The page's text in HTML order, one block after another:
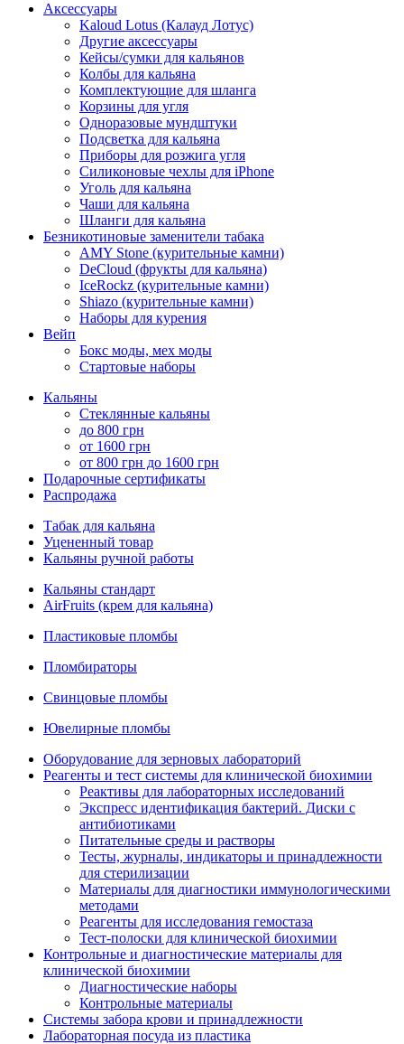
Аксессуары
Kaloud Lotus (Калауд Лотус)
Другие аксессуары
Кейсы/сумки для кальянов
Колбы для кальяна
Комплектующие для шланга
Корзины для угля
Одноразовые мундштуки
Подсветка для кальяна
Приборы для розжига угля
Силиконовые чехлы для iPhone
Уголь для кальяна
Чаши для кальяна
Шланги для кальяна
Безникотиновые заменители табака
AMY Stone (курительные камни)
DeCloud (фрукты для кальяна)
IceRockz (курительные камни)
Shiazo (курительные камни)
Наборы для курения
Вейп
Бокс моды, мех моды
Стартовые наборы
Кальяны
Стеклянные кальяны
до 800 грн
от 1600 грн
от 800 грн до 1600 грн
Подарочные сертификаты
Распродажа
Табак для кальяна
Уцененный товар
Кальяны ручной работы
Кальяны стандарт
AirFruits (крем для кальяна)
Пластиковые пломбы
Пломбираторы
Свинцовые пломбы
Ювелирные пломбы
Оборудование для зерновых лабораторий
Реагенты и тест системы для клинической биохимии
Реактивы для лабораторных исследований
Экспресс идентификация бактерий. Диски с
антибиотиками
Питательные среды и растворы
Тесты, журналы, индикаторы и принадлежности
для стерилизации
Материалы для диагностики иммунологическими
методами
Реагенты для исследования гемостаза
Тест-полоски для клинической биохимии
Контрольные и диагностические материалы для
клинической биохимии
Диагностические наборы
Контрольные материалы
Системы забора крови и принадлежности
Лабораторная посуда из пластика